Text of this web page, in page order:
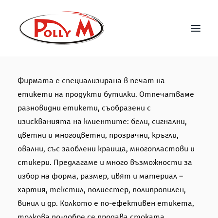
НАЧАЛО
УСЛУГИ
РЕФЕРЕНЦИИ
КОНТАКТИ
Фирмата е специализирана в печат на
етикети на продукти бутилки. Отпечатваме
разновидни етикети, съобразени с
изискванията на клиентите: бели, сигнални,
цветни и многоцветни, прозрачни, кръгли,
овални, със заоблени краища, многопластови и
стикери. Предлагаме и много възможности за
избор на форма, размер, цвят и материал –
хартия, текстил, полиестер, полипропилен,
винил и др. Колкото е по-ефективен етикета,